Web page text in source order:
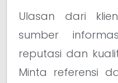
Ulasan dari
sumber
reputasi dan
Minta referensi